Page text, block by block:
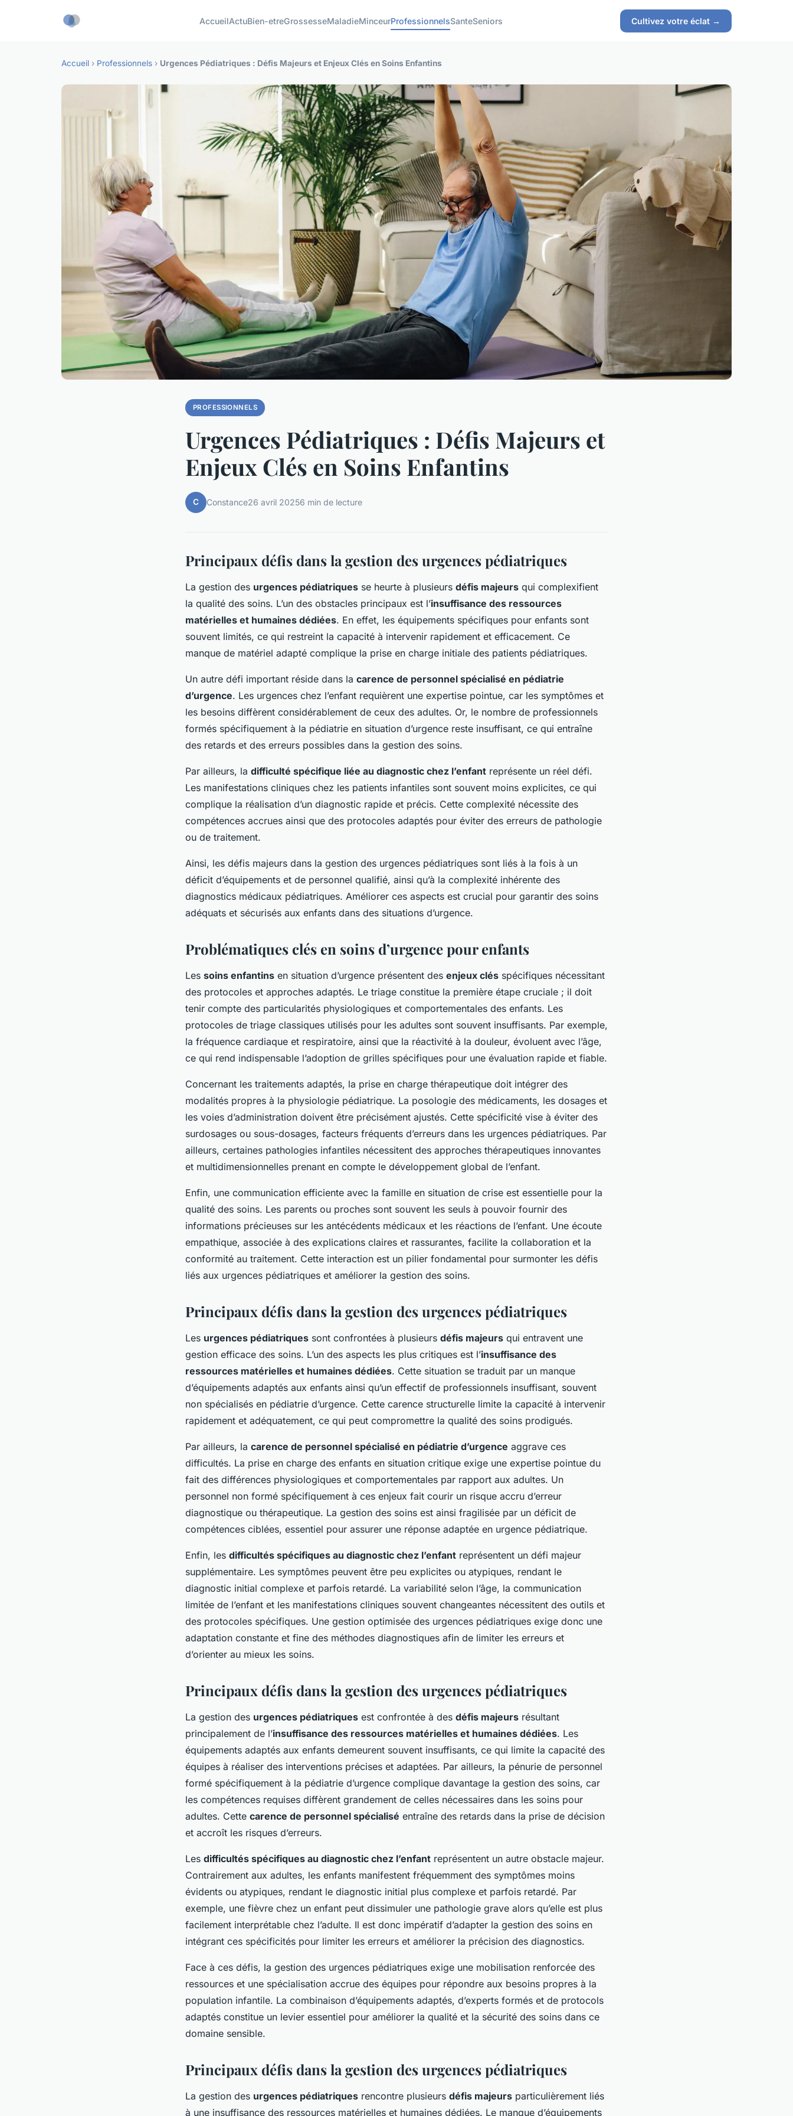
AccueilActuBien-etreGrossesseMaladieMinceurProfessionnelsSanteSeniors Cultivez votre éclat →
Accueil › Professionnels › Urgences Pédiatriques : Défis Majeurs et Enjeux Clés en Soins Enfantins
PROFESSIONNELS
Urgences Pédiatriques : Défis Majeurs et
Enjeux Clés en Soins Enfantins
C Constance26 avril 20256 min de lecture
Principaux défis dans la gestion des urgences pédiatriques
La gestion des urgences pédiatriques se heurte à plusieurs défis majeurs qui complexifient
la qualité des soins. L’un des obstacles principaux est l’insuffisance des ressources
matérielles et humaines dédiées. En effet, les équipements spécifiques pour enfants sont
souvent limités, ce qui restreint la capacité à intervenir rapidement et efficacement. Ce
manque de matériel adapté complique la prise en charge initiale des patients pédiatriques.
Un autre défi important réside dans la carence de personnel spécialisé en pédiatrie
d’urgence. Les urgences chez l’enfant requièrent une expertise pointue, car les symptômes et
les besoins diffèrent considérablement de ceux des adultes. Or, le nombre de professionnels
formés spécifiquement à la pédiatrie en situation d’urgence reste insuffisant, ce qui entraîne
des retards et des erreurs possibles dans la gestion des soins.
Par ailleurs, la difficulté spécifique liée au diagnostic chez l’enfant représente un réel défi.
Les manifestations cliniques chez les patients infantiles sont souvent moins explicites, ce qui
complique la réalisation d’un diagnostic rapide et précis. Cette complexité nécessite des
compétences accrues ainsi que des protocoles adaptés pour éviter des erreurs de pathologie
ou de traitement.
Ainsi, les défis majeurs dans la gestion des urgences pédiatriques sont liés à la fois à un
déficit d’équipements et de personnel qualifié, ainsi qu’à la complexité inhérente des
diagnostics médicaux pédiatriques. Améliorer ces aspects est crucial pour garantir des soins
adéquats et sécurisés aux enfants dans des situations d’urgence.
Problématiques clés en soins d’urgence pour enfants
Les soins enfantins en situation d’urgence présentent des enjeux clés spécifiques nécessitant
des protocoles et approches adaptés. Le triage constitue la première étape cruciale ; il doit
tenir compte des particularités physiologiques et comportementales des enfants. Les
protocoles de triage classiques utilisés pour les adultes sont souvent insuffisants. Par exemple,
la fréquence cardiaque et respiratoire, ainsi que la réactivité à la douleur, évoluent avec l’âge,
ce qui rend indispensable l’adoption de grilles spécifiques pour une évaluation rapide et fiable.
Concernant les traitements adaptés, la prise en charge thérapeutique doit intégrer des
modalités propres à la physiologie pédiatrique. La posologie des médicaments, les dosages et
les voies d’administration doivent être précisément ajustés. Cette spécificité vise à éviter des
surdosages ou sous-dosages, facteurs fréquents d’erreurs dans les urgences pédiatriques. Par
ailleurs, certaines pathologies infantiles nécessitent des approches thérapeutiques innovantes
et multidimensionnelles prenant en compte le développement global de l’enfant.
Enfin, une communication efficiente avec la famille en situation de crise est essentielle pour la
qualité des soins. Les parents ou proches sont souvent les seuls à pouvoir fournir des
informations précieuses sur les antécédents médicaux et les réactions de l’enfant. Une écoute
empathique, associée à des explications claires et rassurantes, facilite la collaboration et la
conformité au traitement. Cette interaction est un pilier fondamental pour surmonter les défis
liés aux urgences pédiatriques et améliorer la gestion des soins.
Principaux défis dans la gestion des urgences pédiatriques
Les urgences pédiatriques sont confrontées à plusieurs défis majeurs qui entravent une
gestion efficace des soins. L’un des aspects les plus critiques est l’insuffisance des
ressources matérielles et humaines dédiées. Cette situation se traduit par un manque
d’équipements adaptés aux enfants ainsi qu’un effectif de professionnels insuffisant, souvent
non spécialisés en pédiatrie d’urgence. Cette carence structurelle limite la capacité à intervenir
rapidement et adéquatement, ce qui peut compromettre la qualité des soins prodigués.
Par ailleurs, la carence de personnel spécialisé en pédiatrie d’urgence aggrave ces
difficultés. La prise en charge des enfants en situation critique exige une expertise pointue du
fait des différences physiologiques et comportementales par rapport aux adultes. Un
personnel non formé spécifiquement à ces enjeux fait courir un risque accru d’erreur
diagnostique ou thérapeutique. La gestion des soins est ainsi fragilisée par un déficit de
compétences ciblées, essentiel pour assurer une réponse adaptée en urgence pédiatrique.
Enfin, les difficultés spécifiques au diagnostic chez l’enfant représentent un défi majeur
supplémentaire. Les symptômes peuvent être peu explicites ou atypiques, rendant le
diagnostic initial complexe et parfois retardé. La variabilité selon l’âge, la communication
limitée de l’enfant et les manifestations cliniques souvent changeantes nécessitent des outils et
des protocoles spécifiques. Une gestion optimisée des urgences pédiatriques exige donc une
adaptation constante et fine des méthodes diagnostiques afin de limiter les erreurs et
d’orienter au mieux les soins.
Principaux défis dans la gestion des urgences pédiatriques
La gestion des urgences pédiatriques est confrontée à des défis majeurs résultant
principalement de l’insuffisance des ressources matérielles et humaines dédiées. Les
équipements adaptés aux enfants demeurent souvent insuffisants, ce qui limite la capacité des
équipes à réaliser des interventions précises et adaptées. Par ailleurs, la pénurie de personnel
formé spécifiquement à la pédiatrie d’urgence complique davantage la gestion des soins, car
les compétences requises diffèrent grandement de celles nécessaires dans les soins pour
adultes. Cette carence de personnel spécialisé entraîne des retards dans la prise de décision
et accroît les risques d’erreurs.
Les difficultés spécifiques au diagnostic chez l’enfant représentent un autre obstacle majeur.
Contrairement aux adultes, les enfants manifestent fréquemment des symptômes moins
évidents ou atypiques, rendant le diagnostic initial plus complexe et parfois retardé. Par
exemple, une fièvre chez un enfant peut dissimuler une pathologie grave alors qu’elle est plus
facilement interprétable chez l’adulte. Il est donc impératif d’adapter la gestion des soins en
intégrant ces spécificités pour limiter les erreurs et améliorer la précision des diagnostics.
Face à ces défis, la gestion des urgences pédiatriques exige une mobilisation renforcée des
ressources et une spécialisation accrue des équipes pour répondre aux besoins propres à la
population infantile. La combinaison d’équipements adaptés, d’experts formés et de protocols
adaptés constitue un levier essentiel pour améliorer la qualité et la sécurité des soins dans ce
domaine sensible.
Principaux défis dans la gestion des urgences pédiatriques
La gestion des urgences pédiatriques rencontre plusieurs défis majeurs particulièrement liés
à une insuffisance des ressources matérielles et humaines dédiées. Le manque d’équipements